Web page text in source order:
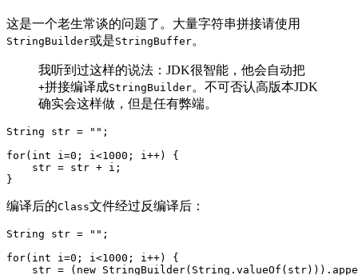
这是一个老生常谈的问题了。大量字符串拼接请使用
StringBuilder或是StringBuffer。
我听到过这样的说法：JDK很智能，他会自动把
+拼接编译成StringBuilder。不可否认高版本JDK
确实会这样做，但是任有弊端。
String str = "";
for(int i=0; i<1000; i++) {
    str = str + i;
编译后的Class文件经过反编译后：
String str = "";
for(int i=0; i<1000; i++) {
str = (new